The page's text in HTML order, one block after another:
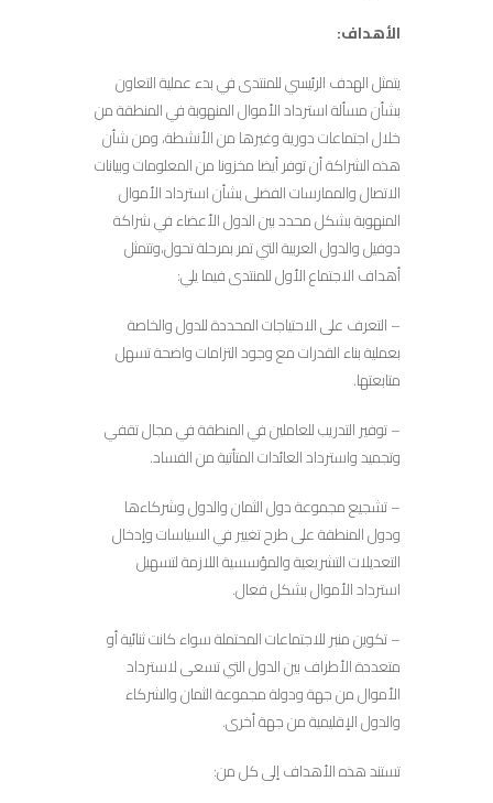
الأهداف:
يتمثل الهدف الرئيسي للمنتدى في بدء عملية التعاون
بشأن مسألة استرداد الأموال المنهوبة في المنطقة من
خلال اجتماعات دورية وغيرها من الأنشطة، ومن شأن
هذه الشراكة أن توفر أيضا مخزونا من المعلومات وبيانات
الاتصال والممارسات الفضلى بشأن استرداد الأموال
المنهوبة بشكل محدد بين الدول الأعضاء في شراكة
دوفيل والدول العربية التي تمر بمرحلة تحول،وتتمثل
أهداف الاجتماع الأول للمنتدى فيما يلي:
– التعرف على الاحتياجات المحددة للدول والخاصة
بعملية بناء القدرات مع وجود التزامات واضحة تسهل
متابعتها.
– توفير التدريب للعاملين في المنطقة في مجال تقفي
وتجميد واسترداد العائدات المتأتية من الفساد.
– تشجيع مجموعة دول الثمان والدول وشركاءها
ودول المنطقة على طرح تغيير في السياسات وإدخال
التعديلات التشريعية والمؤسسية اللازمة لتسهيل
استرداد الأموال بشكل فعال.
– تكوين منبر للاجتماعات المحتملة سواء كانت ثنائية أو
متعددة الأطراف بين الدول التي تسعى لاسترداد
الأموال من جهة ودولة مجموعة الثمان والشركاء
والدول الإقليمية من جهة أخرى.
تستند هذه الأهداف إلى كل من: